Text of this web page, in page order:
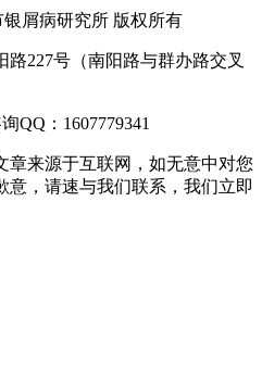
银屑病研究所 版权所有
227号（南阳路与群办路交叉
QQ：1607779341
章来源于互联网，如无意中对您
意，请速与我们联系，我们立即